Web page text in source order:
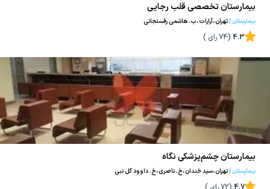
بیمارستان تخصصی قلب رجایی
بیمارستان |تهران،آرارات،ب. هاشمی رفسنجانی
4.3
(
74رای )
بیمارستان چشم‌پزشکی نگاه
بیمارستان |تهران،سید خندان،خ. ناصری،خ. داوود گل نبی